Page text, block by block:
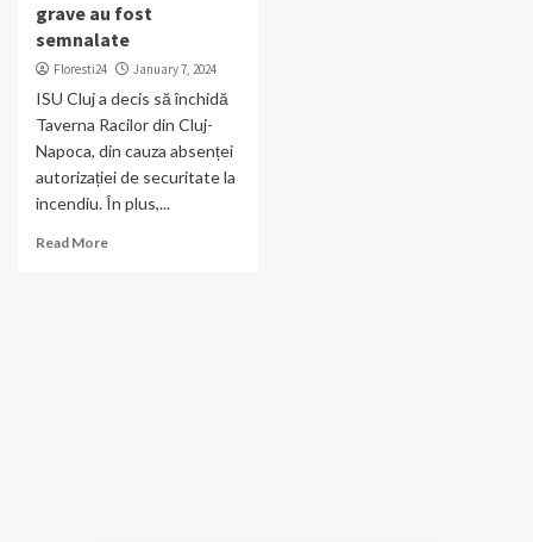
grave au fost
semnalate
Floresti24 January 7, 2024
ISU Cluj a decis să închidă
Taverna Racilor din Cluj-
Napoca, din cauza absenței
autorizației de securitate la
incendiu. În plus,...
Read More